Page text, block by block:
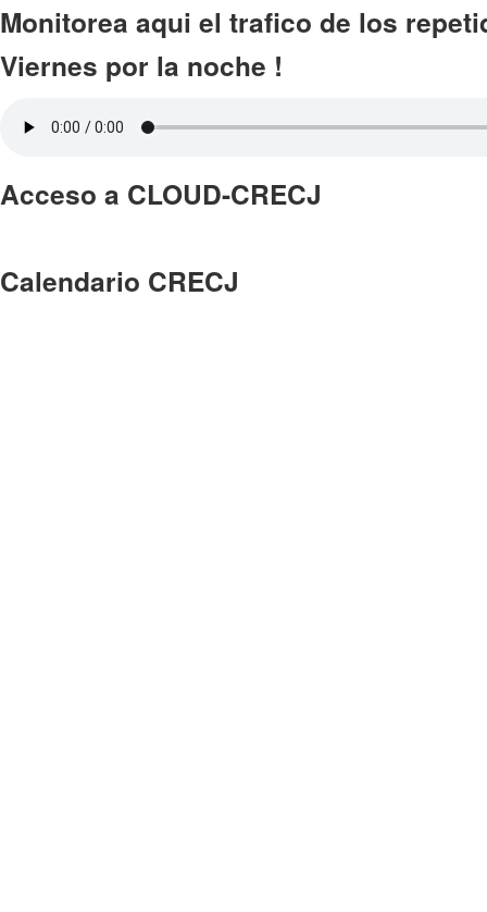
Monitorea aqui el trafico de los
Viernes por la noche !
Acceso a CLOUD-CRECJ
Calendario CRECJ